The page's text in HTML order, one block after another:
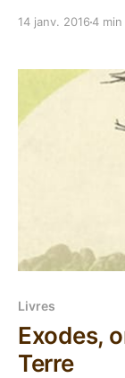
lecteurs (et de
quelques
14 janv. 20164
Livres
Exodes,
Terre